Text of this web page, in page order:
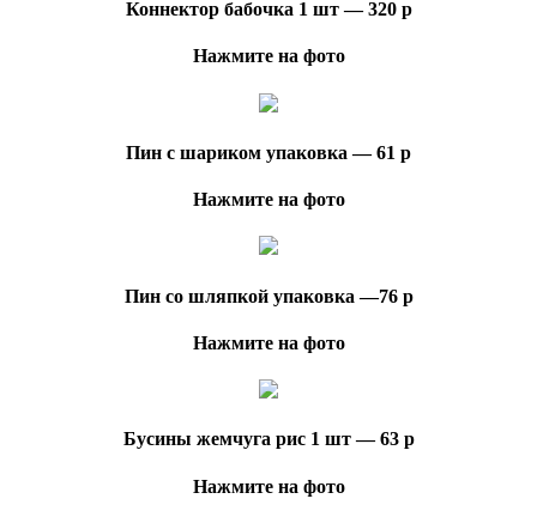
Коннектор бабочка 1 шт — 320 р
Нажмите на фото
Пин с шариком упаковка — 61 р
Нажмите на фото
Пин со шляпкой упаковка —76 р
Нажмите на фото
Бусины жемчуга рис 1 шт — 63 р
Нажмите на фото